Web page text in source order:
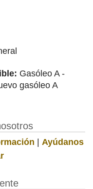
Gasóleo A -
gasóleo A
| Ayúdanos